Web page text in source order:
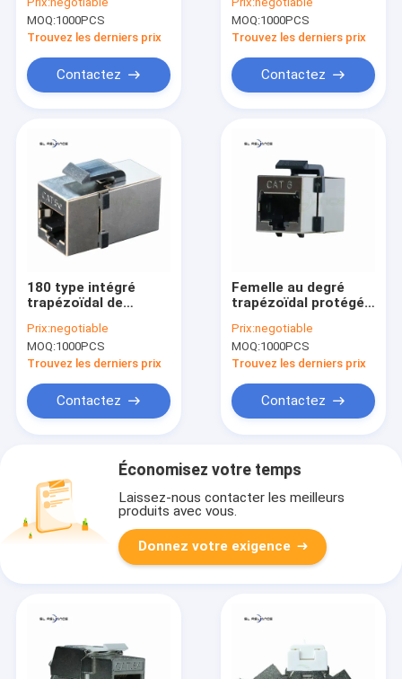
MOQ:1000PCS
Trouvez les derniers prix
Contactez
Tooless STP Cat7
Cat8 CAT6A RJ45
MOQ:1000PCS
Trouvez les derniers prix
Contactez
180 type intégré
trapézoïdal de
degré Cat5e Tooless
RJ45 Jack 8p8c
Prix:negotiable
MOQ:1000PCS
Trouvez les derniers prix
Contactez
Femelle au degré
trapézoïdal protégé
CAT6 RJ45 Jack
Inline Coupler 180
Prix:negotiable
MOQ:1000PCS
Trouvez les derniers prix
Contactez
Économisez votre temps
Laissez-nous contacter les meilleurs
produits avec vous.
Donnez votre exigence